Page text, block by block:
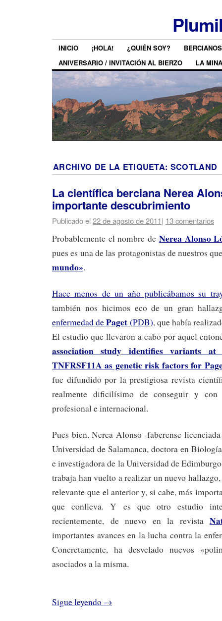
INICIO ¡HOLA! ¿QUIÉN SOY?
ANIVERSARIO / INVITACIÓN AL BIERZO
LA MINA
ARCHIVO DE LA ETIQUETA: SCOTLAND
La científica berciana Nerea
importante descubrimiento
Publicado el22 de agosto de 2011| 13 comentarios
Probablemente el nombre de Nerea Alonso
pues es una de las protagonistas de nuestros
mundo».
Hace menos de un año publicábamos su
también nos hicimos eco de un gran
enfermedad dePaget (PDB), que había
El estudio que llevaron a cabo por aquel
association study identifies variants
TNFRSF11A as genetic risk factors for
fue difundido por la prestigiosa revista
realmente dificilísimo de conseguir y con
profesional e internacional.
Pues bien, Nerea Alonso -faberense
Universidad de Salamanca, doctora en
e investigadora de la Universidad de
trabaja han vuelto a realizar un nuevo
relevante que el anterior y, si cabe, más
que conlleva. Y es que otro estudio
recientemente, de nuevo en la revista
importantes avances en la lucha contra la
Concretamente, ha desvelado nuevos
asociados a la misma.
Sigue leyendo →